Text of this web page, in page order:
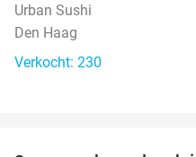
Urban Sushi
Den Haag
Verkocht: 230